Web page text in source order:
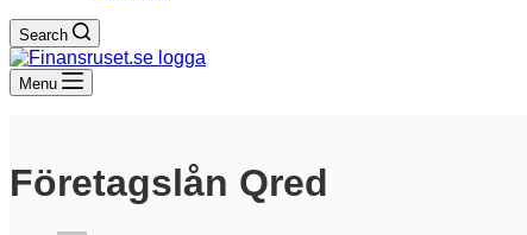
Search
Menu
Företagslån Qred